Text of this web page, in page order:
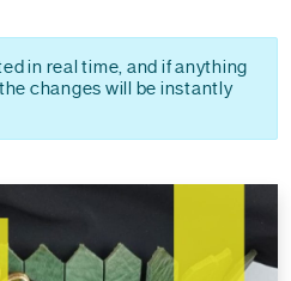
in real time, and if anything
changes will be instantly